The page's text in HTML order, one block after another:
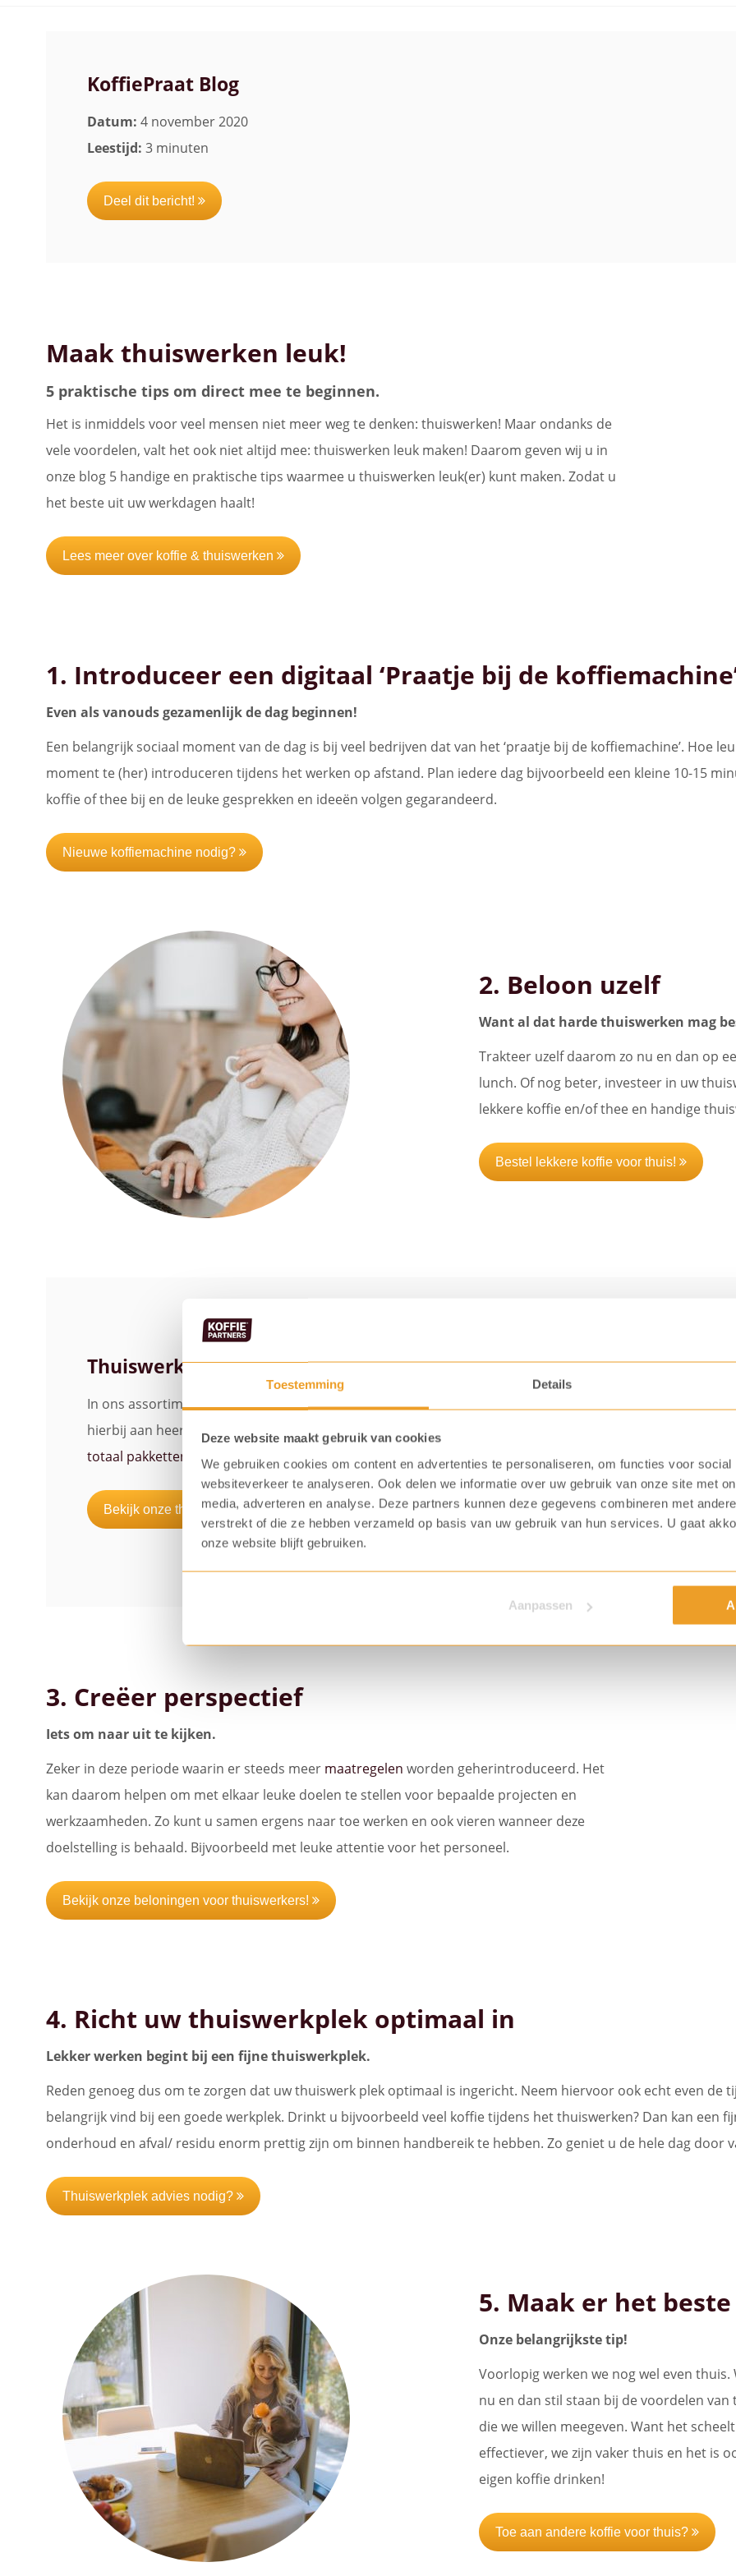
Toestemming Details
Deze website maakt gebruik van cookies
We gebruiken cookies om content en advertenties te personaliseren, om functies voor
websiteverkeer te analyseren. Ook delen we informatie over uw gebruik van onze site met
media, adverteren en analyse. Deze partners kunnen deze gegevens combineren met
verstrekt of die ze hebben verzameld op basis van uw gebruik van hun services. U gaat
onze website blijft gebruiken.
Aanpassen
KoffiePraat Blog
Datum: 4 november 2020
Leestijd: 3 minuten
Deel dit bericht!
Maak thuiswerken leuk!
5 praktische tips om direct mee te beginnen.
Het is inmiddels voor veel mensen niet meer weg te denken: thuiswerken! Maar ondanks de
vele voordelen, valt het ook niet altijd mee: thuiswerken leuk maken! Daarom geven wij u in
onze blog 5 handige en praktische tips waarmee u thuiswerken leuk(er) kunt maken. Zodat u
het beste uit uw werkdagen haalt!
Lees meer over koffie & thuiswerken
1. Introduceer een digitaal ‘Praatje bij de
Even als vanouds gezamenlijk de dag beginnen!
Een belangrijk sociaal moment van de dag is bij veel bedrijven dat van het ‘praatje bij de koffiemachine’. Hoe
moment te (her) introduceren tijdens het werken op afstand. Plan iedere dag bijvoorbeeld een kleine 10-15
koffie of thee bij en de leuke gesprekken en ideeën volgen gegarandeerd.
Nieuwe koffiemachine nodig?
2. Beloon uzelf
Want al dat harde thuiswerken mag
Trakteer uzelf daarom zo nu en dan op
lunch. Of nog beter, investeer in uw
lekkere koffie en/of thee en handige
Bestel lekkere koffie voor thuis!
Thuiswerkers assortiment
In ons assortiment vindt u verschillende leuke producten en pakketten voor thuiswerkers. Denk
hierbij aan heerlijke koffie of thee, handige koffiemachines voor thuis en aan fijne
totaal pakketten
Bekijk onze thuiswerkpakketten
3. Creëer perspectief
Iets om naar uit te kijken.
Zeker in deze periode waarin er steeds meer maatregelen worden geherintroduceerd. Het
kan daarom helpen om met elkaar leuke doelen te stellen voor bepaalde projecten en
werkzaamheden. Zo kunt u samen ergens naar toe werken en ook vieren wanneer deze
doelstelling is behaald. Bijvoorbeeld met leuke attentie voor het personeel.
Bekijk onze beloningen voor thuiswerkers!
4. Richt uw thuiswerkplek optimaal in
Lekker werken begint bij een fijne thuiswerkplek.
Reden genoeg dus om te zorgen dat uw thuiswerk plek optimaal is ingericht. Neem hiervoor ook echt even de
belangrijk vind bij een goede werkplek. Drinkt u bijvoorbeeld veel koffie tijdens het thuiswerken? Dan kan een
onderhoud en afval/ residu enorm prettig zijn om binnen handbereik te hebben. Zo geniet u de hele dag door
Thuiswerkplek advies nodig?
5. Maak er het
Onze belangrijkste tip!
Voorlopig werken we nog wel even
nu en dan stil staan bij de voordelen
die we willen meegeven. Want het
effectiever, we zijn vaker thuis en het is
eigen koffie drinken!
Toe aan andere koffie voor thuis?